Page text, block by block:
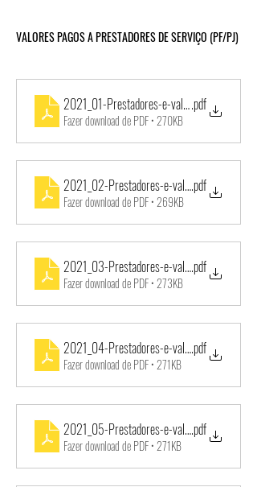
VALORES PAGOS A PRESTADORES DE SERVIÇO (PF/PJ)
2021_01-Prestadores-e-valores-pagos-
.pdf
Fazer download de PDF • 270KB
2021_02-Prestadores-e-valores-pagos-
.pdf
Fazer download de PDF • 269KB
2021_03-Prestadores-e-valores-pagos-
.pdf
Fazer download de PDF • 273KB
2021_04-Prestadores-e-valores-pagos-
.pdf
Fazer download de PDF • 271KB
2021_05-Prestadores-e-valores-pagos-
.pdf
Fazer download de PDF • 271KB